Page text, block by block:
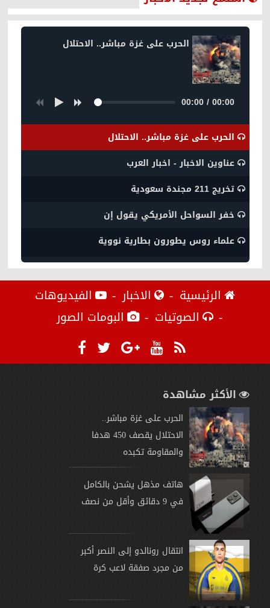
الحرب على غزة مباشر.. الاحتلال
00:00/00:00
الحرب على غزة مباشر.. الاحتلال
عناوين الاخبار - اخبار العرب
تخريج 211 مجندة سعودية
خفر السواحل الأمريكي يقول إن
علماء روس يطورون بطارية نووية
الرئيسية الاخبار
الفيديوهات
الصوتيات
البومات الصور
الأكثر مشاهدة
الحرب على غزة مباشر..
الاحتلال يقصف 450 هدفا
والمقاومة تكبده
هاتف مذهل يشحن بالكامل
في 9 دقائق وأقل من نصف
انتقال رونالدو إلى النصر أكبر
من مجرد صفقة لاعب كرة